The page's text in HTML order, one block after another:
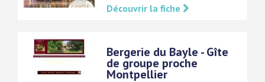
Découvrir la fiche
Bergerie du Bayle - Gîte
de groupe proche
Montpellier